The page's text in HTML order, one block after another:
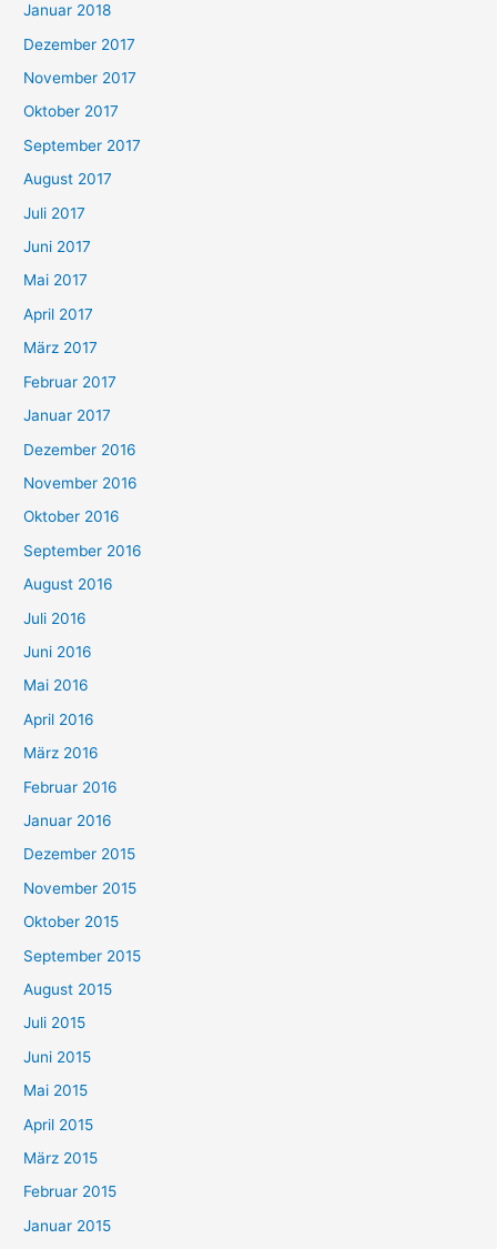
Januar 2018
Dezember 2017
November 2017
Oktober 2017
September 2017
August 2017
Juli 2017
Juni 2017
Mai 2017
April 2017
März 2017
Februar 2017
Januar 2017
Dezember 2016
November 2016
Oktober 2016
September 2016
August 2016
Juli 2016
Juni 2016
Mai 2016
April 2016
März 2016
Februar 2016
Januar 2016
Dezember 2015
November 2015
Oktober 2015
September 2015
August 2015
Juli 2015
Juni 2015
Mai 2015
April 2015
März 2015
Februar 2015
Januar 2015